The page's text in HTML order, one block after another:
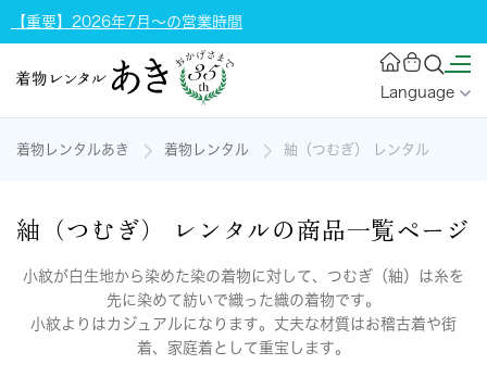
【重要】2026年7月～の営業時間
Language
着物レンタルあき 着物レンタル 紬（つむぎ） レンタル
紬（つむぎ） レンタルの商品一覧ページ
小紋が白生地から染めた染の着物に対して、つむぎ（紬）は糸を
先に染めて紡いで織った織の着物です。
小紋よりはカジュアルになります。丈夫な材質はお稽古着や街
着、家庭着として重宝します。